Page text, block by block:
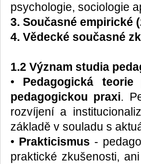
psychologie, sociologie
3. Současné empirické
4. Vědecké současné
1.2 Význam studia
• Pedagogická teorie
pedagogickou praxi.
rozvíjení a
základě v souladu s
• Prakticismus -
praktické zkušenosti,